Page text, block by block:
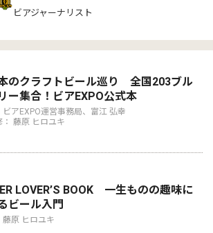
ビアジャーナリスト
のクラフトビール巡り 全国203ブル
ー集合！ビアEXPO公式本
ビアEXPO運営事務局、富江 弘幸
： 藤原 ヒロユキ
LOVER’S BOOK 一生ものの趣味に
ビール入門
藤原 ヒロユキ